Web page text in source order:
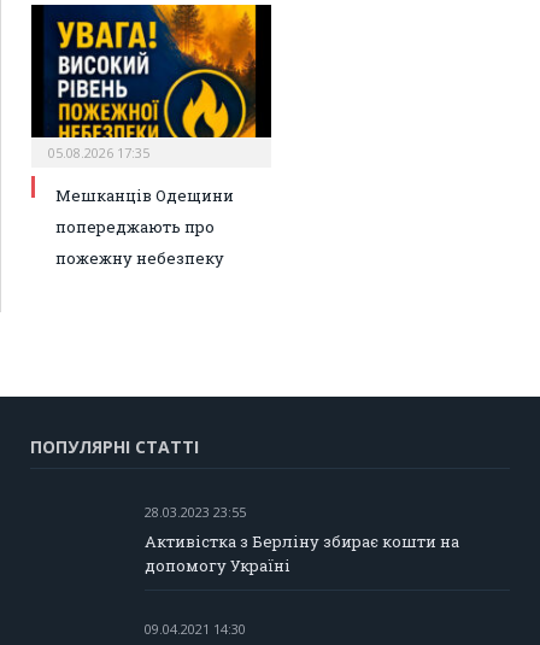
05.08.2026 17:35
Мешканців Одещини
попереджають про
пожежну небезпеку
ПОПУЛЯРНІ СТАТТІ
28.03.2023 23:55
Активістка з Берліну збирає кошти на
допомогу Україні
09.04.2021 14:30